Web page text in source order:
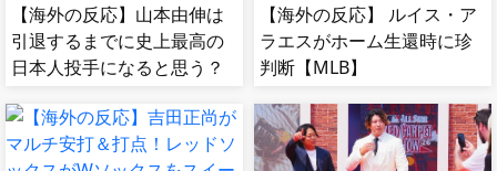
【海外の反応】山本由伸は
引退するまでに史上最高の
日本人投手になると思う？
【海外の反応】 ルイス・ア
ラエスがホーム生還時に珍
判断【MLB】